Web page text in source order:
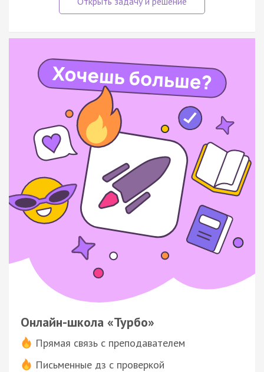
Онлайн-школа «Турбо»
Прямая связь с преподавателем
Письменные дз с проверкой